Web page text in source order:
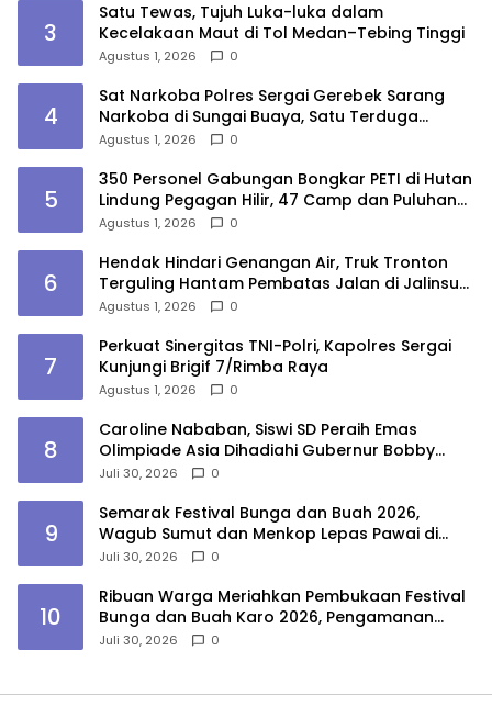
3
Satu Tewas, Tujuh Luka-luka dalam
Kecelakaan Maut di Tol Medan–Tebing Tinggi
Agustus 1, 2026 0
4
Sat Narkoba Polres Sergai Gerebek Sarang
Narkoba di Sungai Buaya, Satu Terduga
Pelaku Diamankan
Agustus 1, 2026 0
5
350 Personel Gabungan Bongkar PETI di Hutan
Lindung Pegagan Hilir, 47 Camp dan Puluhan
Peralatan Dimusnahkan
Agustus 1, 2026 0
6
Hendak Hindari Genangan Air, Truk Tronton
Terguling Hantam Pembatas Jalan di Jalinsum
Sergai
Agustus 1, 2026 0
7
Perkuat Sinergitas TNI-Polri, Kapolres Sergai
Kunjungi Brigif 7/Rimba Raya
Agustus 1, 2026 0
8
Caroline Nababan, Siswi SD Peraih Emas
Olimpiade Asia Dihadiahi Gubernur Bobby
Nasution Beasiswa Hingga Rumah
Juli 30, 2026 0
9
Semarak Festival Bunga dan Buah 2026,
Wagub Sumut dan Menkop Lepas Pawai di
Berastagi
Juli 30, 2026 0
10
Ribuan Warga Meriahkan Pembukaan Festival
Bunga dan Buah Karo 2026, Pengamanan
Gabungan Berjalan Maksimal
Juli 30, 2026 0